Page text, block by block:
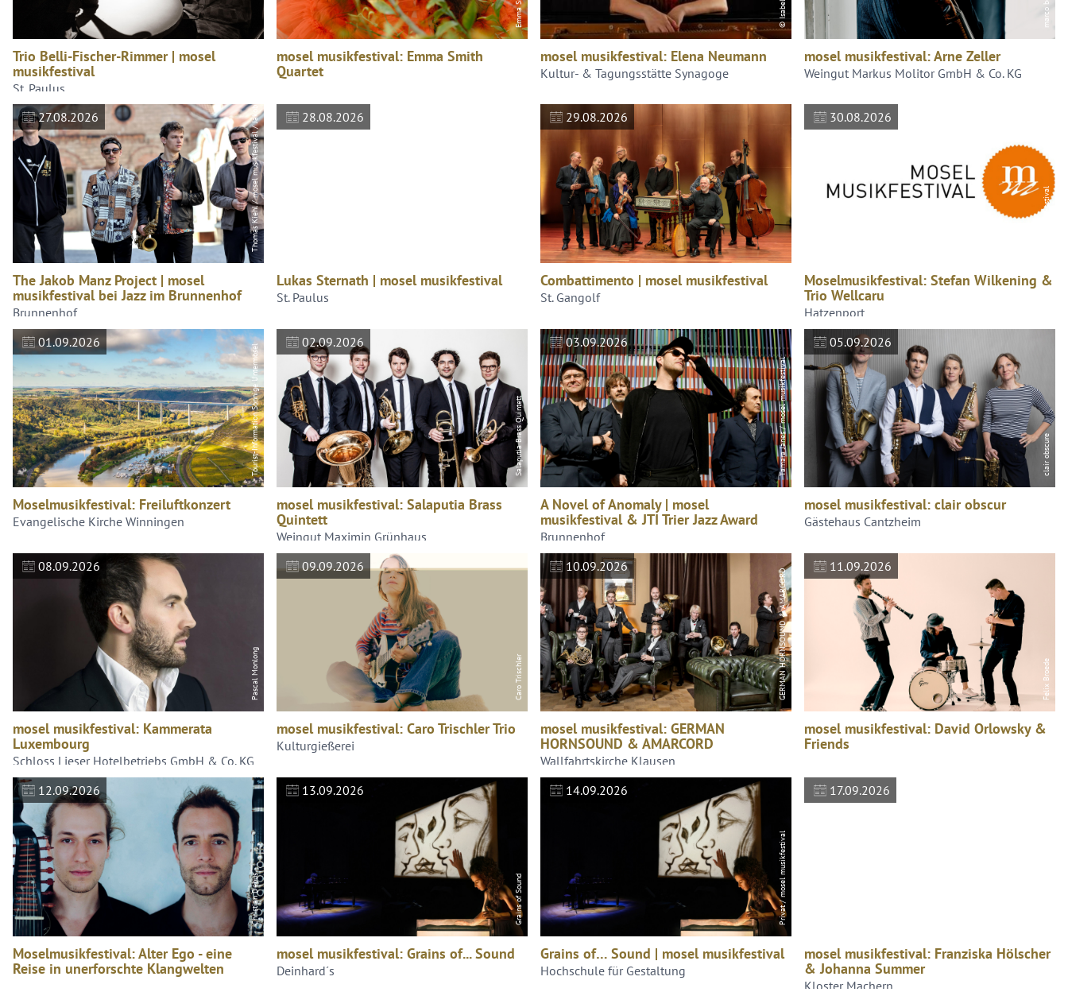
Trio Belli-Fischer-Rimmer | mosel
musikfestival
St. Paulus
mosel musikfestival: Emma Smith
Quartet
mosel musikfestival: Elena Neumann
Kultur- & Tagungsstätte Synagoge
mosel musikfestival: Arne Zeller
Weingut Markus Molitor GmbH & Co. KG
Thomas Kiehl / mosel musikfestival / Jakob Manz
27.08.2026
The Jakob Manz Project | mosel
musikfestival bei Jazz im Brunnenhof
Brunnenhof
28.08.2026
Lukas Sternath | mosel musikfestival
St. Paulus
29.08.2026
Combattimento | mosel musikfestival
St. Gangolf
MoselMusikFestival
30.08.2026
Moselmusikfestival: Stefan Wilkening &
Trio Wellcaru
Hatzenport
Tourist-Information Sonnige Untermosel
01.09.2026
Moselmusikfestival: Freiluftkonzert
Evangelische Kirche Winningen
Salaputia Brass Quintett
02.09.2026
mosel musikfestival: Salaputia Brass
Quintett
Weingut Maximin Grünhaus
Tamara Janes / mosel musikfestival
03.09.2026
A Novel of Anomaly | mosel
musikfestival & JTI Trier Jazz Award
Brunnenhof
clair obscure
05.09.2026
mosel musikfestival: clair obscur
Gästehaus Cantzheim
Pascal Monlong
08.09.2026
mosel musikfestival: Kammerata
Luxembourg
Schloss Lieser Hotelbetriebs GmbH & Co. KG
Caro Trischler
09.09.2026
mosel musikfestival: Caro Trischler Trio
Kulturgießerei
GERMAN HORNSOUND & AMARCORD
10.09.2026
mosel musikfestival: GERMAN
HORNSOUND & AMARCORD
Wallfahrtskirche Klausen
Felix Broede
11.09.2026
mosel musikfestival: David Orlowsky &
Friends
Christian Debus
12.09.2026
Moselmusikfestival: Alter Ego - eine
Reise in unerforschte Klangwelten
Grains of Sound
13.09.2026
mosel musikfestival: Grains of... Sound
Deinhard´s
Privat / mosel musikfestival
14.09.2026
Grains of… Sound | mosel musikfestival
Hochschule für Gestaltung
17.09.2026
mosel musikfestival: Franziska Hölscher
& Johanna Summer
Kloster Machern